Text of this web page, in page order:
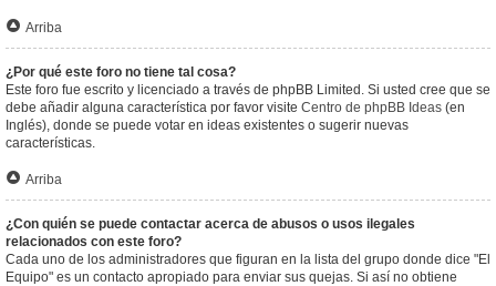
Arriba
¿Por qué este foro no tiene tal cosa?
Este foro fue escrito y licenciado a través de phpBB Limited. Si usted cree que se
debe añadir alguna característica por favor visite Centro de phpBB Ideas (en
Inglés), donde se puede votar en ideas existentes o sugerir nuevas
características.
Arriba
¿Con quién se puede contactar acerca de abusos o usos ilegales
relacionados con este foro?
Cada uno de los administradores que figuran en la lista del grupo donde dice "El
Equipo" es un contacto apropiado para enviar sus quejas. Si así no obtiene